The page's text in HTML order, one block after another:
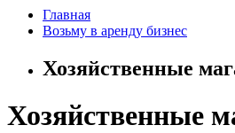
Главная
Возьму в аренду бизнес
Хозяйственные
Хозяйственные